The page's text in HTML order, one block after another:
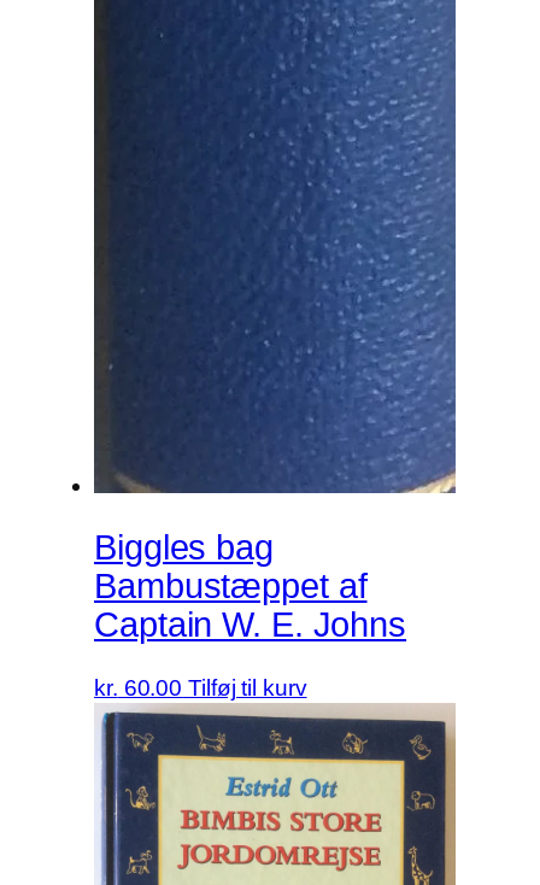
Biggles bag
Bambustæppet af
Captain W. E. Johns
kr. 60.00 Tilføj til kurv